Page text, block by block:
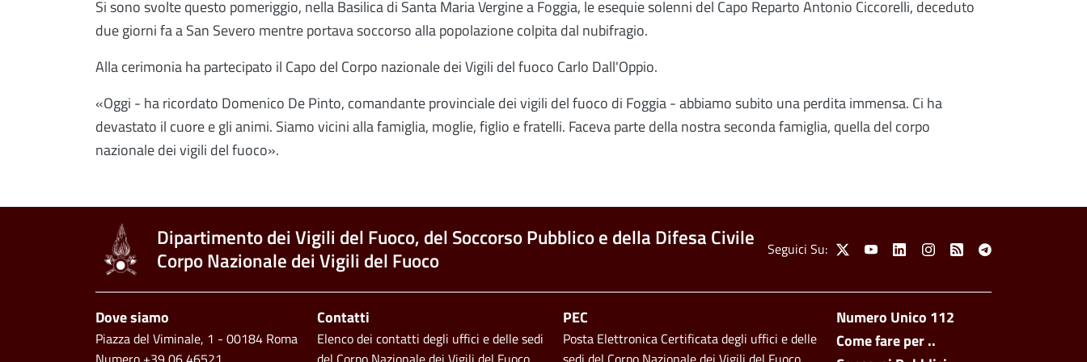
Si sono svolte questo pomeriggio, nella Basilica di Santa Maria Vergine a Foggia, le esequie solenni del Capo Reparto Antonio Ciccorelli, deceduto
due giorni fa a San Severo mentre portava soccorso alla popolazione colpita dal nubifragio.
Alla cerimonia ha partecipato il Capo del Corpo nazionale dei Vigili del fuoco Carlo Dall'Oppio.
«Oggi - ha ricordato Domenico De Pinto, comandante provinciale dei vigili del fuoco di Foggia - abbiamo subito una perdita immensa. Ci ha
devastato il cuore e gli animi. Siamo vicini alla famiglia, moglie, figlio e fratelli. Faceva parte della nostra seconda famiglia, quella del corpo
nazionale dei vigili del fuoco».
Dipartimento dei Vigili del Fuoco, del Soccorso Pubblico e della Difesa Civile
Corpo Nazionale dei Vigili del Fuoco
Social Menu
Seguici Su: X YoutubeLinkedinInstagram
Feed Telegram
Footer side
Numero Unico 112
Come fare per ..
Footer
Dove siamo
Piazza del Viminale, 1 - 00184 Roma
Contatti
Elenco dei contatti degli uffici e delle sedi
PEC
Posta Elettronica Certificata degli uffici e delle